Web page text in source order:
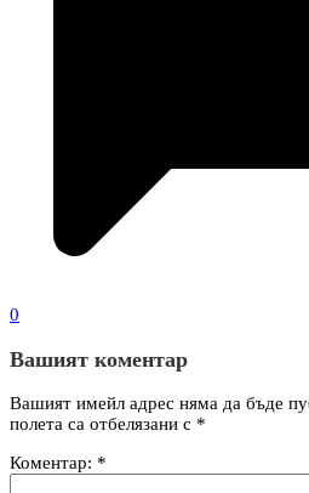
0
Вашият коментар
Вашият имейл адрес няма да бъде
полета са отбелязани с *
Коментар: *